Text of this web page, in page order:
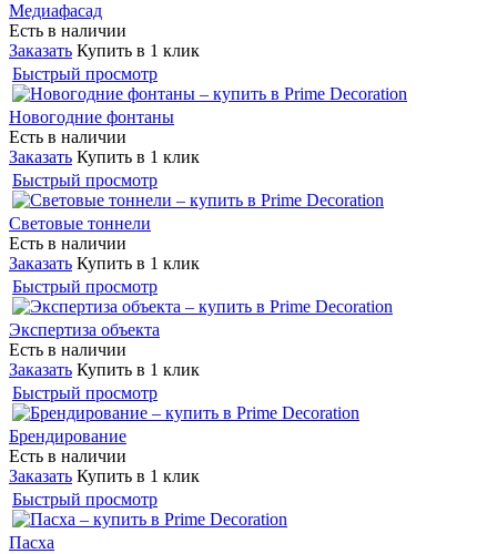
Медиафасад
Есть в наличии
Заказать Купить в 1 клик
Быстрый просмотр
Новогодние фонтаны
Есть в наличии
Заказать Купить в 1 клик
Быстрый просмотр
Световые тоннели
Есть в наличии
Заказать Купить в 1 клик
Быстрый просмотр
Экспертиза объекта
Есть в наличии
Заказать Купить в 1 клик
Быстрый просмотр
Брендирование
Есть в наличии
Заказать Купить в 1 клик
Быстрый просмотр
Пасха